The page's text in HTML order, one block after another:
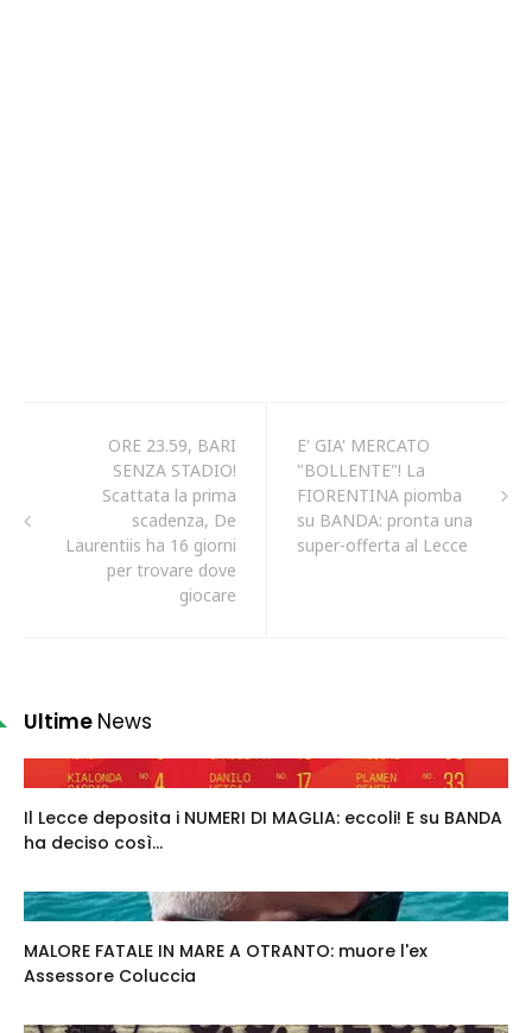
ORE 23.59, BARI
SENZA STADIO!
Scattata la prima
scadenza, De
Laurentiis ha 16 giorni
per trovare dove
giocare
E' GIA' MERCATO
"BOLLENTE"! La
FIORENTINA piomba
su BANDA: pronta una
super-offerta al Lecce
Ultime News
Il Lecce deposita i NUMERI DI MAGLIA: eccoli! E su BANDA
ha deciso così...
MALORE FATALE IN MARE A OTRANTO: muore l'ex
Assessore Coluccia